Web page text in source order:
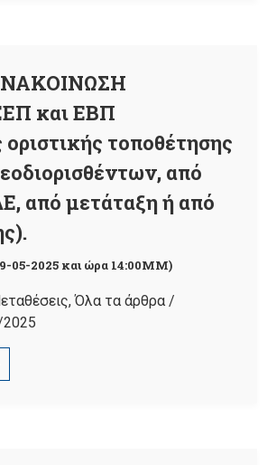
και ΕΒΠ
τοποθέτησης
από
από μετάταξη ή από
05-2025 και ώρα 14:00ΜΜ)
,Όλα τα άρθρα /